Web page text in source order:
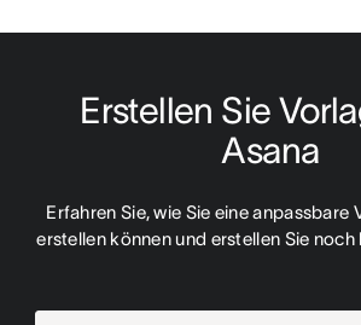
Erstellen Sie
Asana
Erfahren Sie, wie Sie eine anpassbare
erstellen können und erstellen Sie noch